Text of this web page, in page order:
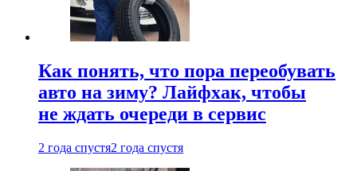
Как понять, что пора переобувать
авто на зиму? Лайфхак, чтобы
не ждать очереди в сервис
2 года спустя2 года спустя